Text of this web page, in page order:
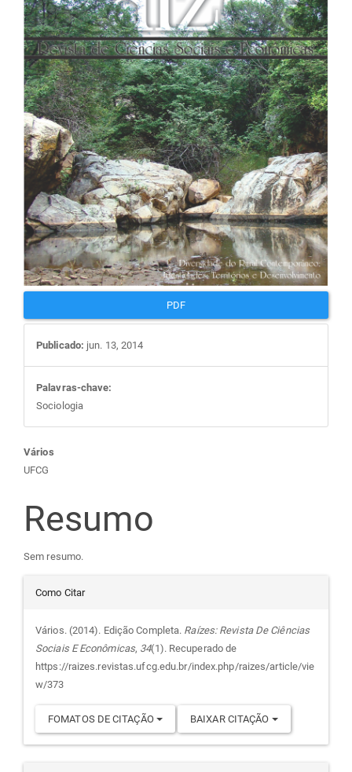
de
artigos
PDF
Publicado: jun. 13, 2014
Palavras-chave:
Sociologia
Conteúdo
do
artigo
principal
Vários
UFCG
Resumo
Sem resumo.
Detalhes
do
artigo
Como Citar
Vários. (2014). Edição Completa. Raízes: Revista De Ciências
Sociais E Econômicas, 34(1). Recuperado de
https://raizes.revistas.ufcg.edu.br/index.php/raizes/article/vie
w/373
FOMATOS DE CITAÇÃO BAIXAR CITAÇÃO